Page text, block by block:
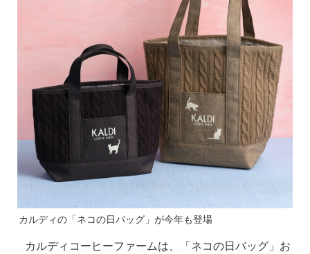
カルディの「ネコの日バッグ」が今年も登場
カルディコーヒーファームは、「ネコの日バッグ」お